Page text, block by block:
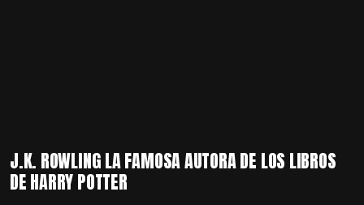
J.K. ROWLING LA FAMOSA AUTORA DE LOS LIBROS
DE HARRY POTTER